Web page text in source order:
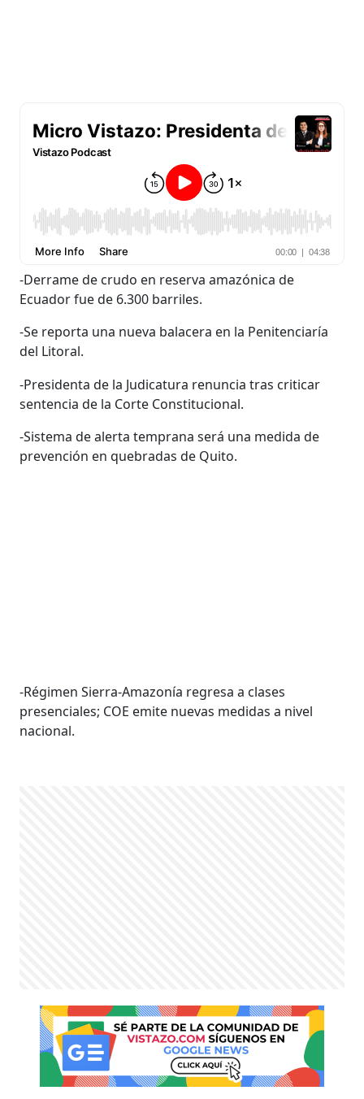
-Derrame de crudo en reserva amazónica de
Ecuador fue de 6.300 barriles.
-Se reporta una nueva balacera en la Penitenciaría
del Litoral.
-Presidenta de la Judicatura renuncia tras criticar
sentencia de la Corte Constitucional.
-Sistema de alerta temprana será una medida de
prevención en quebradas de Quito.
-Régimen Sierra-Amazonía regresa a clases
presenciales; COE emite nuevas medidas a nivel
nacional.